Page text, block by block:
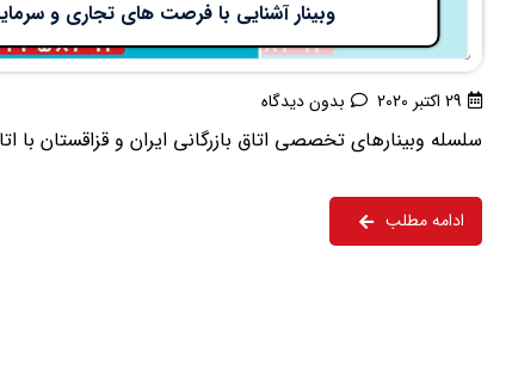
وبینار آشنایی با فرصت های تجاری و
29 اکتبر 2020 بدون دیدگاه
سلسله وبینارهای تخصصی اتاق بازرگانی ایران و قزاقستان با
ادامه مطلب